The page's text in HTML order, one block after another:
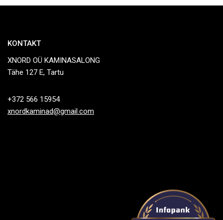
KONTAKT
XNORD OÜ KAMINASALONG
Tähe 127 E, Tartu
+372 566 15954
xnordkaminad@gmail.com